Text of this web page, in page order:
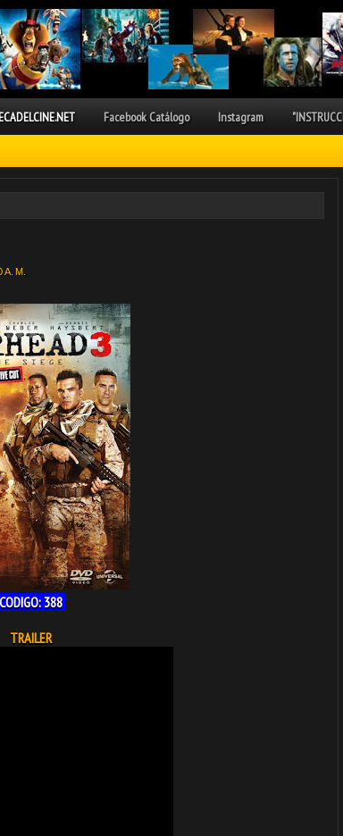
Facebook Catálogo Instagram
M.
CODIGO: 388
TRAILER